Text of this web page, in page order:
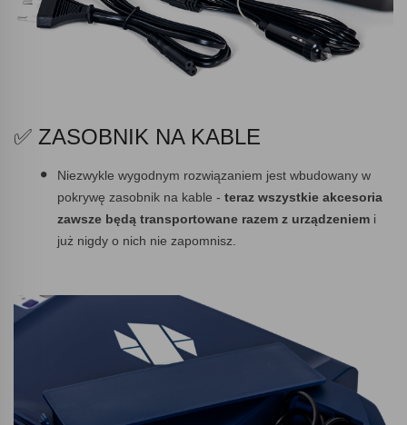
✅ ZASOBNIK NA KABLE
Niezwykle wygodnym rozwiązaniem jest wbudowany w
pokrywę zasobnik na kable - teraz wszystkie akcesoria
zawsze będą transportowane razem z urządzeniem i
już nigdy o nich nie zapomnisz.